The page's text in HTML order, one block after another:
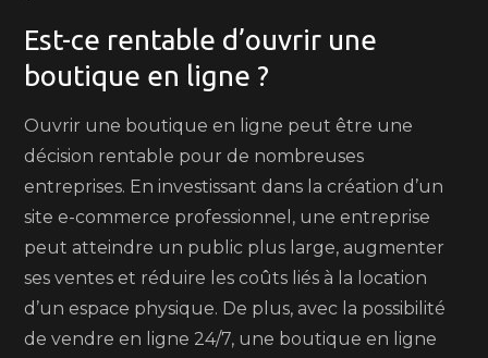
Est-ce rentable d’ouvrir une
boutique en ligne ?
Ouvrir une boutique en ligne peut être une
décision rentable pour de nombreuses
entreprises. En investissant dans la création d’un
site e-commerce professionnel, une entreprise
peut atteindre un public plus large, augmenter
ses ventes et réduire les coûts liés à la location
d’un espace physique. De plus, avec la possibilité
de vendre en ligne 24/7, une boutique en ligne